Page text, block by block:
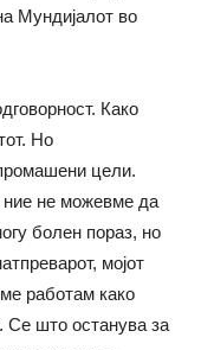
Мундијалот во
Како
Но
цели.
ние не можевме да
болен пораз, но
мојот
работам како
Се што останува за